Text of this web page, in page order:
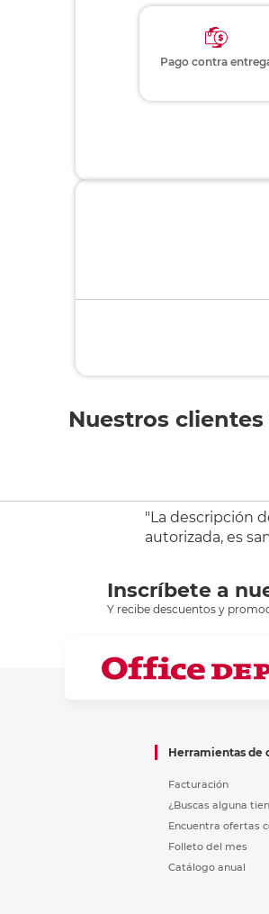
Pago contra
Nuestros
"La descripción
autorizada, es
Inscríbete a
Y recibe descuentos y
Herramientas de
Facturación
¿Buscas alguna
Encuentra ofertas
Folleto del mes
Catálogo anual